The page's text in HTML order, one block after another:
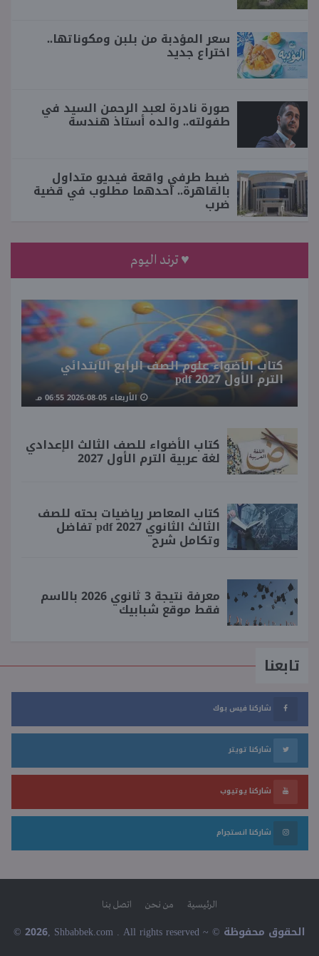
سعر المؤدبة من بلبن ومكوناتها..
اختراع جديد
صورة نادرة لعبد الرحمن السيد في
طفولته.. والده أستاذ هندسة
ضبط طرفي واقعة فيديو متداول
بالقاهرة.. أحدهما مطلوب في قضية
ضرب
♥ ترند اليوم
كتاب الأضواء علوم الصف الرابع الابتدائي
الترم الأول 2027 pdf
الأربعاء 05-08-2026 06:55 مـ
كتاب الأضواء للصف الثالث الإعدادي
لغة عربية الترم الأول 2027
كتاب المعاصر رياضيات بحته للصف
الثالث الثانوي 2027 pdf تفاضل
وتكامل شرح
معرفة نتيجة 3 ثانوي 2026 بالاسم
فقط موقع شبابيك
تابعنا
شاركنا فيس بوك
شاركنا تويتر
شاركنا يوتيوب
شاركنا انستجرام
الرئيسية من نحن اتصل بنا
© 2026, Shbabbek.com . All rights reserved ~ © الحقوق محفوظة